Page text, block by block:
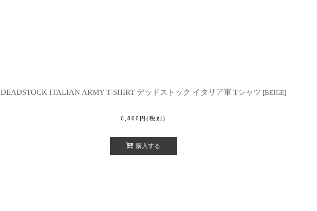
DEADSTOCK ITALIAN ARMY T-SHIRT デッドストック イタリア軍 Tシャツ [BEIGE]
6,800 円 (税別)
購入する